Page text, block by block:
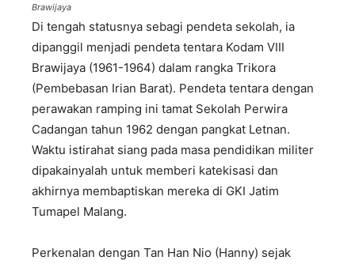
Brawijaya
Di tengah statusnya sebagi pendeta sekolah, ia
dipanggil menjadi pendeta tentara Kodam VIII
Brawijaya (1961-1964) dalam rangka Trikora
(Pembebasan Irian Barat). Pendeta tentara dengan
perawakan ramping ini tamat Sekolah Perwira
Cadangan tahun 1962 dengan pangkat Letnan.
Waktu istirahat siang pada masa pendidikan militer
dipakainyalah untuk memberi katekisasi dan
akhirnya membaptiskan mereka di GKI Jatim
Tumapel Malang.
Perkenalan dengan Tan Han Nio (Hanny) sejak